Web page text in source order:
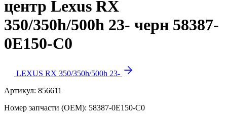
центр Lexus RX
350/350h/500h 23- черн 58387-
0E150-C0
LEXUS RX 350/350h/500h 23-
Артикул: 856611
Номер запчасти (OEM): 58387-0E150-C0